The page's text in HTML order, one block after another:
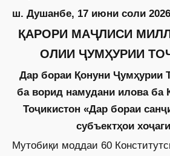
ш. Душанбе, 17 июни соли
ҚАРОРИ МАҶЛИСИ
ОЛИИ ҶУМҲУРИИ
Дар бораи Қонуни Ҷумҳурии
ба ворид намудани илова ба
Тоҷикистон «Дар бораи
субъектҳои
Мутобиқи моддаи 60